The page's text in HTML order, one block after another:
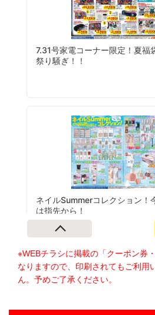
※WEBチラシに掲載の「クーポン券
なりますので、印刷されてもご利用
ん。予めご了承ください。